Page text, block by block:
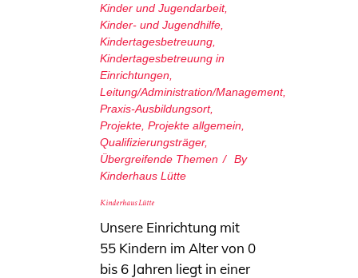
Kinder und Jugendarbeit,
Kinder- und Jugendhilfe
Kindertagesbetreuung
Kindertagesbetreuung in
Einrichtungen
Leitung/Administration/Management,
Praxis-Ausbildungsort,
Projekte Projekte allgemein
Qualifizierungsträger,
Übergreifende Themen
By
Kinderhaus Lütte
Kinderhaus Lütte
Unsere Einrichtung mit
55 Kindern im Alter von 0
bis 6 Jahren liegt in einer